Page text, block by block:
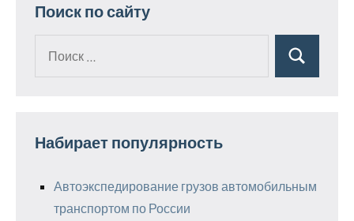
Поиск по сайту
Поиск
Набирает популярность
Автоэкспедирование грузов автомобильным
транспортом по России